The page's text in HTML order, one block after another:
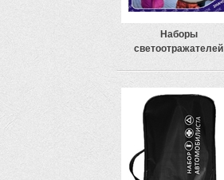
Наборы
светоотражателей